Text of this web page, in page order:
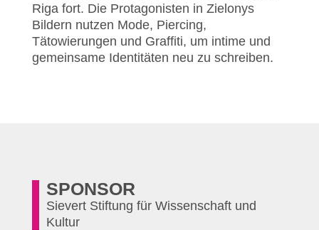
Riga fort. Die Protagonisten in Zielonys
Bildern nutzen Mode, Piercing,
Tätowierungen und Graffiti, um intime und
gemeinsame Identitäten neu zu schreiben.
SPONSOR
Sievert Stiftung für Wissenschaft und
Kultur